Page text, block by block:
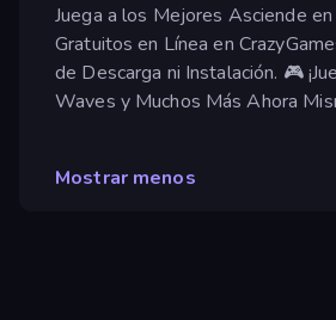
Juega a los Mejores Asciende
Gratuitos en Línea en
de Descarga ni Instalación. 🎮
Waves y Muchos Más Ahora
Mostrar menos